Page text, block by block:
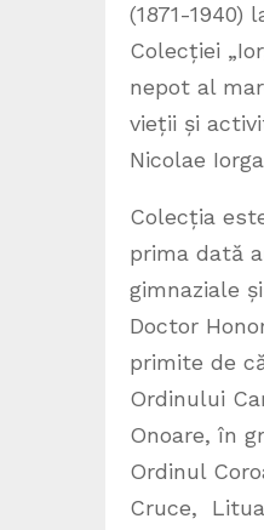
(1871-1940)
Colecției
nepot al
vieții și
Nicolae
Colecția
prima dată
gimnaziale
Doctor
primite de
Ordinului
Onoare, în
Ordinul
Cruce,